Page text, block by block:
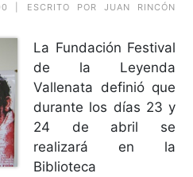
| ESCRITO POR JUAN RINCÓN
La Fundación Festival
de la Leyenda
Vallenata definió que
durante los días 23 y
24 de abril se
realizará en la
Biblioteca